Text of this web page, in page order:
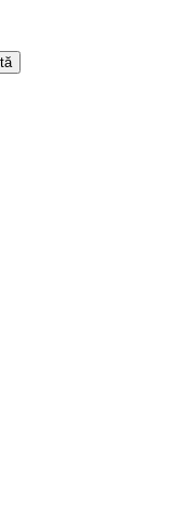
down arrows to